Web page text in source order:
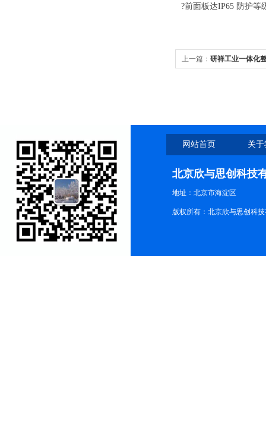
?前面板达IP65 防护等
上一篇： 研祥工业一体化
网站首页 关
北京欣与思创科技
地址：北京市海淀区
版权所有：北京欣与思创科